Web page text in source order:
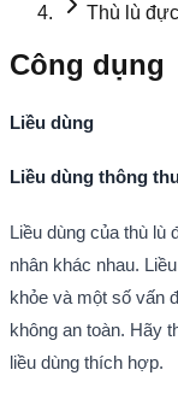
Thù lù đực
Công dụng
Liều dùng
Liều dùng thông
Liều dùng của thù lù
nhân khác nhau.
khỏe và một số vấn
không an toàn. Hãy
liều dùng thích hợp.